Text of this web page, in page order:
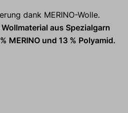
dank MERINO-Wolle.
aus Spezialgarn
MERINO und 13 % Polyamid.